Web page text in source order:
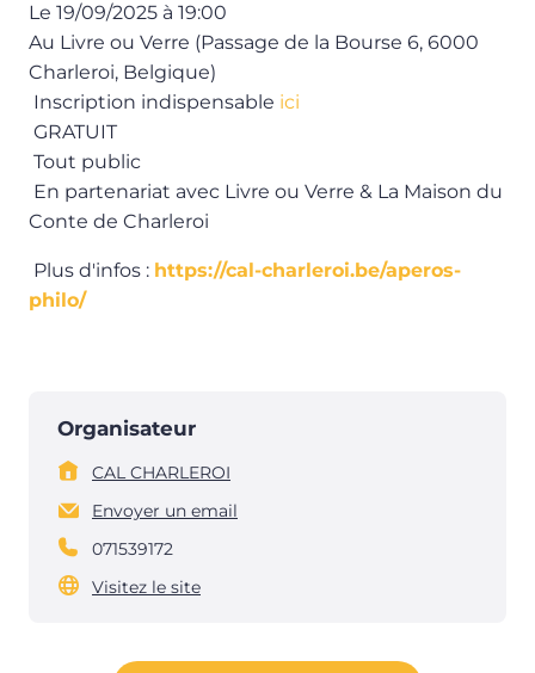
Le 19/09/2025 à 19:00
Au Livre ou Verre (Passage de la Bourse 6, 6000
Charleroi, Belgique)
Inscription indispensable ici
GRATUIT
Tout public
En partenariat avec Livre ou Verre & La Maison du
Conte de Charleroi
Plus d'infos : https://cal-charleroi.be/aperos-
philo/
Organisateur
CAL CHARLEROI
Envoyer un email
071539172
Visitez le site